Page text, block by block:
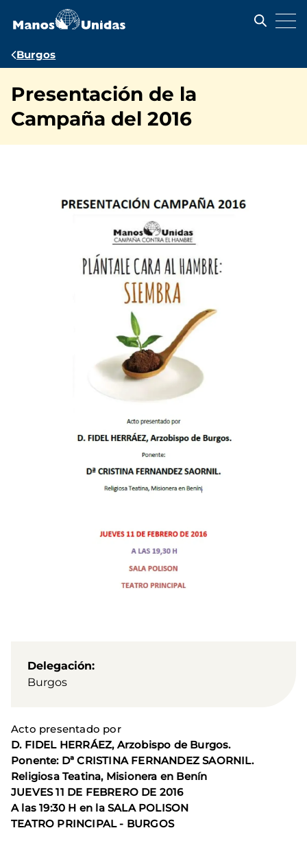
contenido
Ruta
navegación
Burgos
Presentación de la
Campaña del 2016
Delegación
Burgos
Acto presentado por
D. FIDEL HERRÁEZ, Arzobispo de Burgos.
Ponente: Dª CRISTINA FERNANDEZ SAORNIL.
Religiosa Teatina, Misionera en Benín
JUEVES 11 DE FEBRERO DE 2016
A las 19:30 H en la SALA POLISON
TEATRO PRINCIPAL - BURGOS